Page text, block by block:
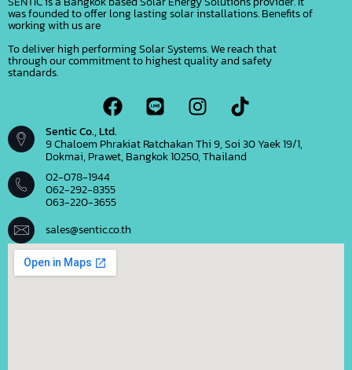
was founded to offer long lasting solar installations. Benefits of
working with us are
To deliver high performing Solar Systems. We reach that
through our commitment to highest quality and safety
standards.
Sentic Co., Ltd.
9 Chaloem Phrakiat Ratchakan Thi 9, Soi 30 Yaek 19/1,
Dokmai, Prawet, Bangkok 10250, Thailand
02-078-1944
062-292-8355
063-220-3655
sales@sentic.co.th